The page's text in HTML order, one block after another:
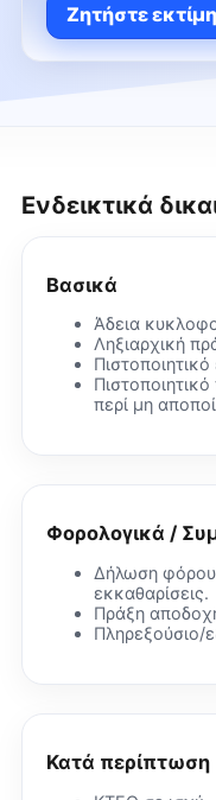
Ζητήστε
Ενδεικτικά
Βασικά
Άδεια
Ληξιαρχική
περί μη
Φορολογικά /
Δήλωση
εκκαθαρίσεις.
Πράξη
Πληρεξούσιο/
Κατά περίπτωση